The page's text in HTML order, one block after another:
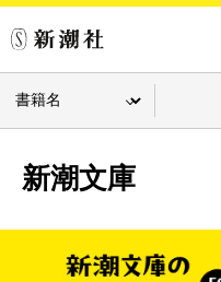
新潮文庫